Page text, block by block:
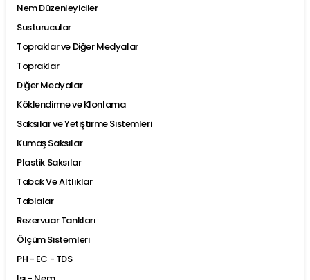
Nem Düzenleyiciler
Susturucular
Topraklar ve Diğer Medyalar
Topraklar
Diğer Medyalar
Köklendirme ve Klonlama
Saksılar ve Yetiştirme Sistemleri
Kumaş Saksılar
Plastik Saksılar
Tabak Ve Altlıklar
Tablalar
Rezervuar Tankları
Ölçüm Sistemleri
PH - EC - TDS